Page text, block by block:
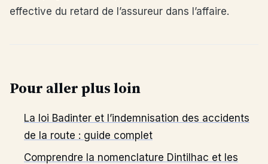
effective du retard de l’assureur dans l’affaire.
Pour aller plus loin
La loi Badinter et l’indemnisation des accidents
de la route : guide complet
Comprendre la nomenclature Dintilhac et les